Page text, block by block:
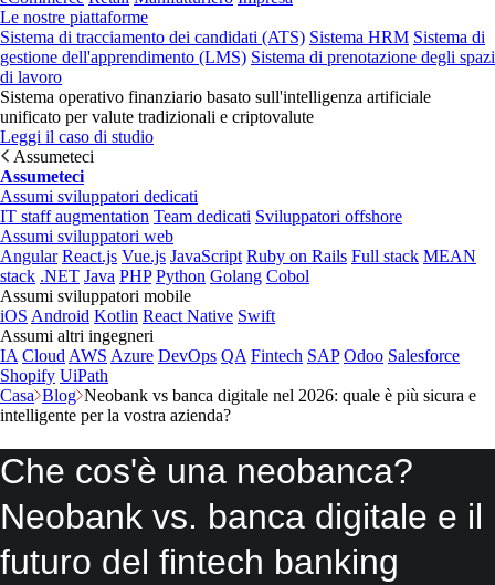
Le nostre piattaforme
Sistema di tracciamento dei candidati (ATS) Sistema HRM Sistema di
gestione dell'apprendimento (LMS) Sistema di prenotazione degli spazi
di lavoro
Sistema operativo finanziario basato sull'intelligenza artificiale
unificato per valute tradizionali e criptovalute
Leggi il caso di studio
Assumeteci
Assumeteci
Assumi sviluppatori dedicati
IT staff augmentation Team dedicati Sviluppatori offshore
Assumi sviluppatori web
Angular React.js Vue.js JavaScript Ruby on Rails Full stack MEAN
stack .NET Java PHP Python Golang Cobol
Assumi sviluppatori mobile
iOS Android Kotlin React Native Swift
Assumi altri ingegneri
IA Cloud AWS Azure DevOps QA Fintech SAP Odoo Salesforce
Shopify UiPath
Casa Blog Neobank vs banca digitale nel 2026: quale è più sicura e
intelligente per la vostra azienda?
Che cos'è una neobanca?
Neobank vs. banca digitale e il
futuro del fintech banking